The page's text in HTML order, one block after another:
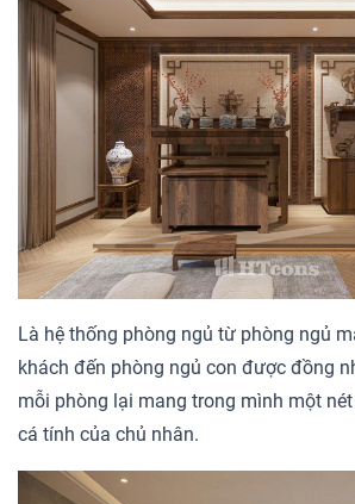
Là hệ thống phòng ngủ từ phòng ngủ
khách đến phòng ngủ con được đồng
mỗi phòng lại mang trong mình một
cá tính của chủ nhân.